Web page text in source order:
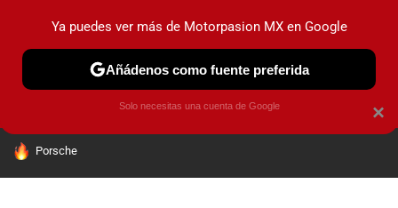
PRUEBAS INDUSTRIA HOY NO CIRCULA
HOY SE HABLA DE
Porsche
×
Ya puedes ver más de Motorpasion MX en Google
Añádenos como fuente preferida
Solo necesitas una cuenta de Google